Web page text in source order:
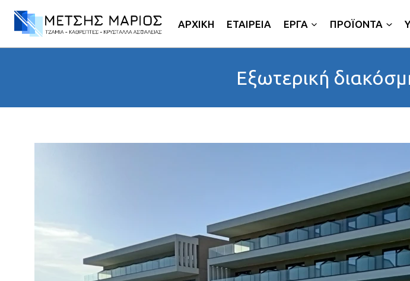
ΑΡΧΙΚΗ ΕΤΑΙΡΕΙΑ ΕΡΓΑ ΠΡΟΪΟΝΤΑ
Εξωτερική